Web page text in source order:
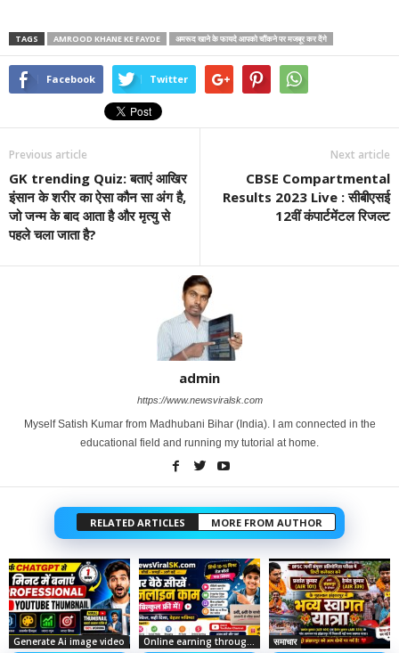
TAGS AMROOD KHANE KE FAYDE अमरूद खाने के फायदे आपको चौंकने पर मजबूर कर देंगे
Facebook Twitter
Previous article
GK trending Quiz: बताएं आखिर
इंसान के शरीर का ऐसा कौन सा अंग है,
जो जन्म के बाद आता है और मृत्यु से
पहले चला जाता है?
Next article
CBSE Compartmental
Results 2023 Live : सीबीएसई
12वीं कंपार्टमेंटल रिजल्ट
admin
https://www.newsviralsk.com
Myself Satish Kumar from Madhubani Bihar (India). I am connected in the
educational field and running my tutorial at home.
RELATED ARTICLES MORE FROM AUTHOR
Generate Ai image video Online earning through social media समाचार